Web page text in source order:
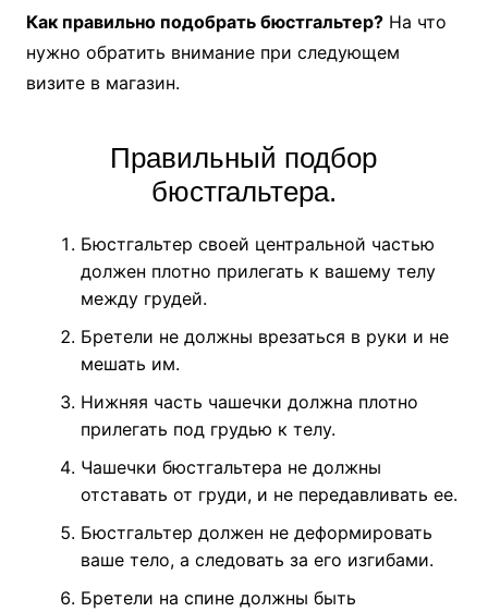
Как правильно подобрать бюстгальтер?На что
нужно обратить внимание при следующем
визите в магазин.
Правильный подбор
бюстгальтера.
Бюстгальтер своей центральной частью
должен плотно прилегать к вашему телу
между грудей.
Бретели не должны врезаться в руки и не
мешать им.
Нижняя часть чашечки должна плотно
прилегать под грудью к телу.
Чашечки бюстгальтера не должны
отставать от груди, и не передавливать ее.
Бюстгальтер должен не деформировать
ваше тело, а следовать за его изгибами.
Бретели на спине должны быть